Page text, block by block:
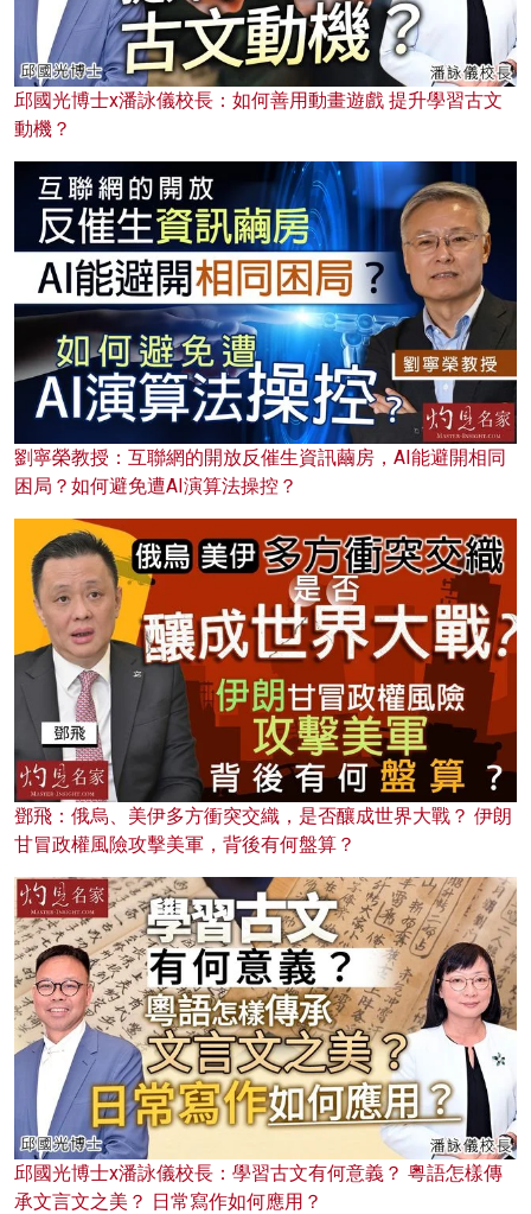
邱國光博士x潘詠儀校長：如何善用動畫遊戲 提升學習古文
動機？
劉寧榮教授：互聯網的開放反催生資訊繭房，AI能避開相同
困局？如何避免遭AI演算法操控？
鄧飛：俄烏、美伊多方衝突交織，是否釀成世界大戰？ 伊朗
甘冒政權風險攻擊美軍，背後有何盤算？
邱國光博士x潘詠儀校長：學習古文有何意義？ 粵語怎樣傳
承文言文之美？ 日常寫作如何應用？